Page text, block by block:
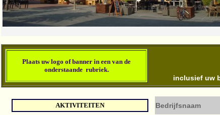
Plaats uw logo of banner in een van de
onderstaande rubriek.
inclusief uw
AKTIVITEITEN Bedrijfsnaam